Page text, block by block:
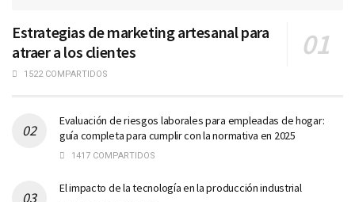
Estrategias de marketing artesanal para
atraer a los clientes
1522 COMPARTIDOS
Evaluación de riesgos laborales para empleadas de hogar:
guía completa para cumplir con la normativa en 2025
1417 COMPARTIDOS
El impacto de la tecnología en la producción industrial